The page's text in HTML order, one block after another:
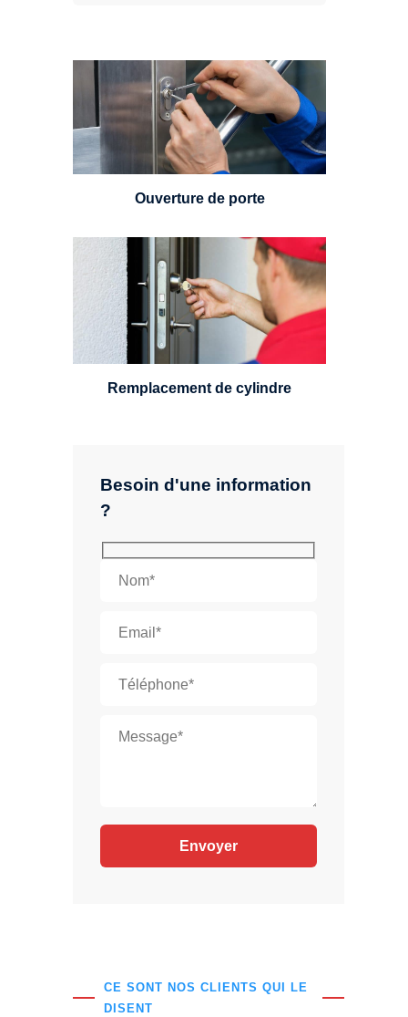
Besoin d'une information
?
CE SONT NOS CLIENTS QUI LE
DISENT
Vous avez perdu vos clés ou la
porte s'est refermée derrière vous
? Un serrurier est disponible
24h/7.
Ouverture de porte
Un serrurier sera en mesure de
choisir et remplacer un cylindre
standard, à 5 leviers ou à 3
leviers, Mul-T-Lock ou encore
multipoints.
Remplacement de cylindre